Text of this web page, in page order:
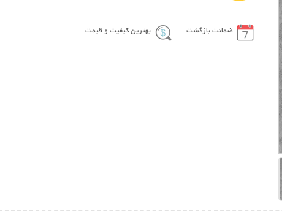
ضمانت بازگشت بهترین کیفیت و قیمت